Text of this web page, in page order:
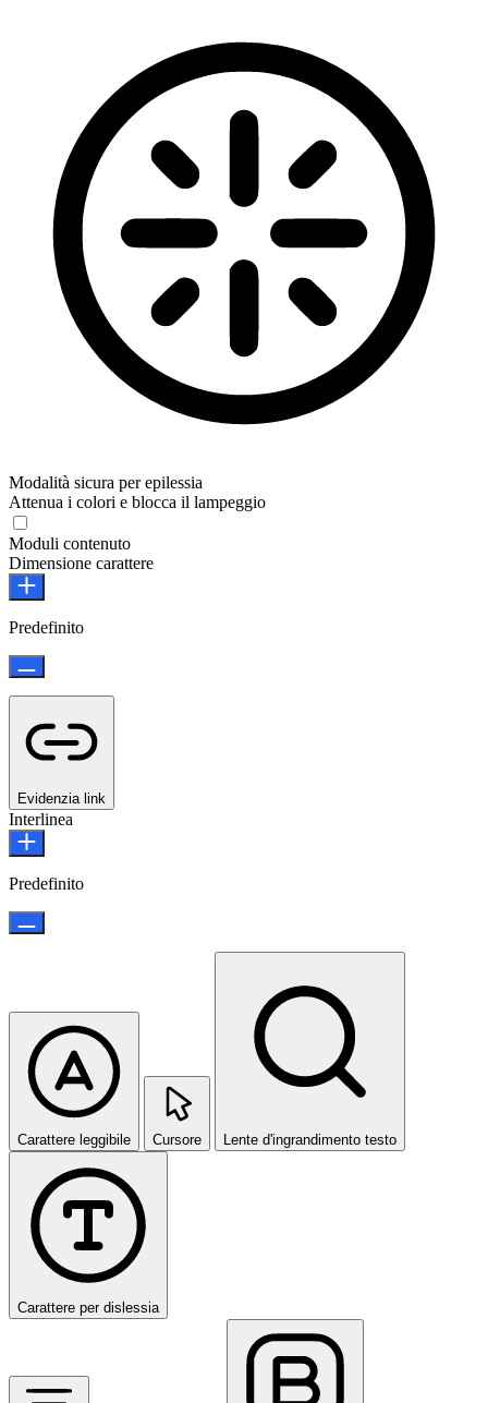
Modalità sicura per epilessia
Attenua i colori e blocca il lampeggio
Moduli contenuto
Dimensione carattere
Predefinito
Evidenzia link
Interlinea
Predefinito
Carattere leggibile Cursore Lente d'ingrandimento testo
Carattere per dislessia